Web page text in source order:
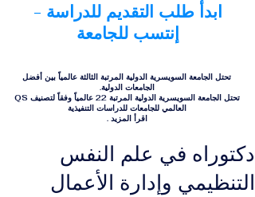
ابدأ طلب التقديم للدراسة -
إنتسب للجامعة
تحتل الجامعة السويسرية الدولية المرتبة الثالثة عالمياً بين أفضل
الجامعات الدولية.
تحتل الجامعة السويسرية الدولية المرتبة 22 عالمياً وفقاً لتصنيف QS
العالمي للجامعات للدراسات التنفيذية
اقرأ المزيد .
دكتوراه في علم النفس
التنظيمي وإدارة الأعمال